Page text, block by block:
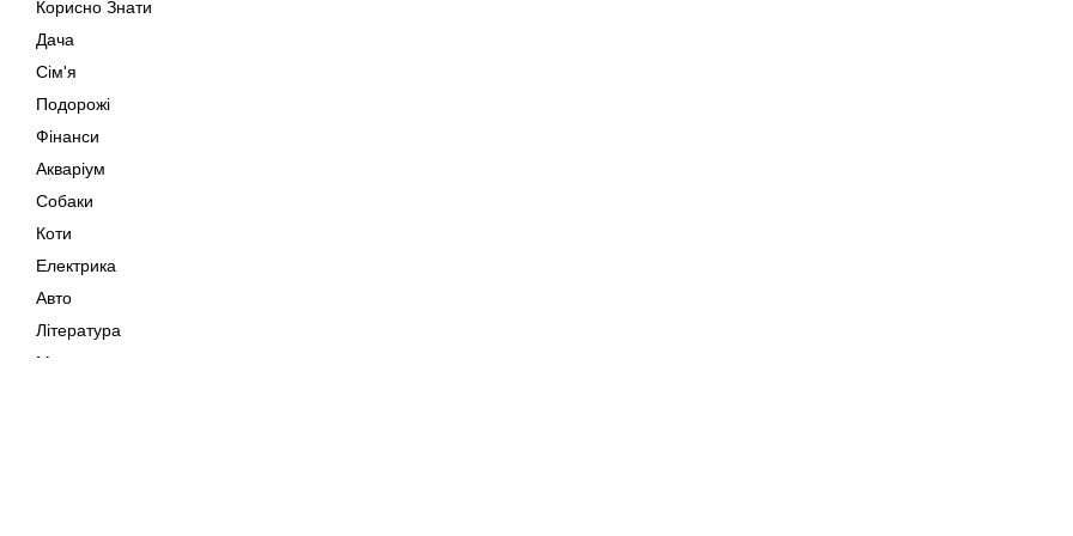
Корисно Знати
Дача
Сім'я
Подорожі
Фінанси
Акваріум
Собаки
Коти
Електрика
Авто
Література
Музика